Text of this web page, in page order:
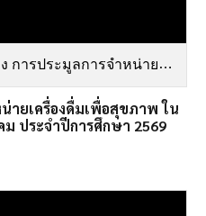
ภาพภายในโรงเรียนทุ่งหัวช้างพิทยาคม ประจำปีการศึกาษา 2569.pdf
ายเครื่องดื่มเพื่อสุขภาพ ใน
ประจำปีการศึกษา 2569